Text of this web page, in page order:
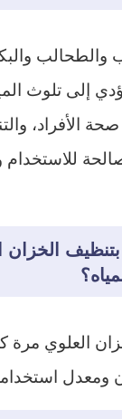
والطحالب
إلى تلوث
الأفراد،
الخزان
ومعدل